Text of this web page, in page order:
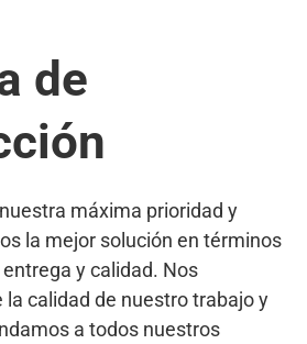
de
máxima prioridad y
la mejor solución en términos
y calidad. Nos
calidad de nuestro trabajo y
a todos nuestros